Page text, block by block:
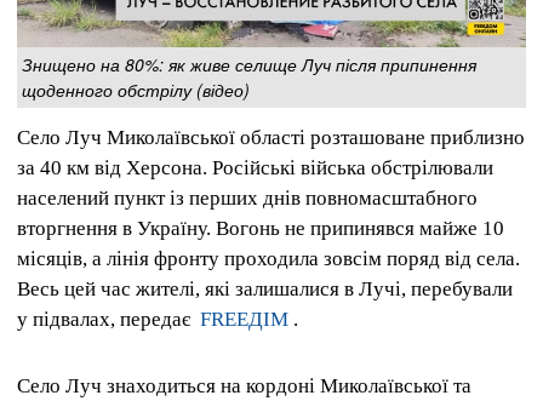
Знищено на 80%: як живе селище Луч після припинення
щоденного обстрілу (відео)
Село Луч Миколаївської області розташоване приблизно
за 40 км від Херсона. Російські війська обстрілювали
населений пункт із перших днів повномасштабного
вторгнення в Україну. Вогонь не припинявся майже 10
місяців, а лінія фронту проходила зовсім поряд від села.
Весь цей час жителі, які залишалися в Лучі, перебували
у підвалах, передає FREEДІМ .
Село Луч знаходиться на кордоні Миколаївської та